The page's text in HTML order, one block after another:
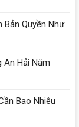
Quyền Như
An Hải Năm
Bao Nhiêu